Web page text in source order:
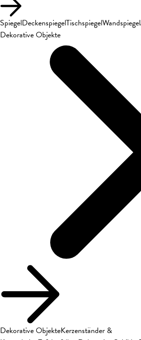
SpiegelDeckenspiegelTischspiegelWandspiegel
Dekorative Objekte
Dekorative ObjekteKerzenständer &